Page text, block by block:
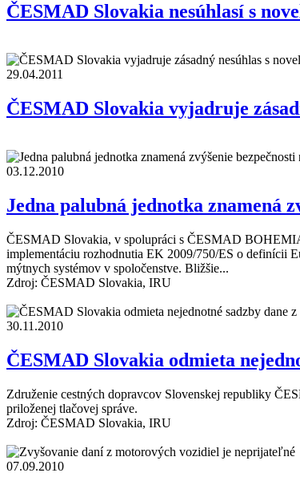
ČESMAD Slovakia nesúhlasí s
29.04.2011
ČESMAD Slovakia vyjadruje
03.12.2010
Jedna palubná jednotka znamená
ČESMAD Slovakia, v spolupráci s ČESMAD
implementáciu rozhodnutia EK 2009/750/ES o definícii
mýtnych systémov v spoločenstve. Bližšie...
Zdroj: ČESMAD Slovakia, IRU
30.11.2010
ČESMAD Slovakia odmieta
Združenie cestných dopravcov Slovenskej republiky
priloženej tlačovej správe.
Zdroj: ČESMAD Slovakia, IRU
07.09.2010